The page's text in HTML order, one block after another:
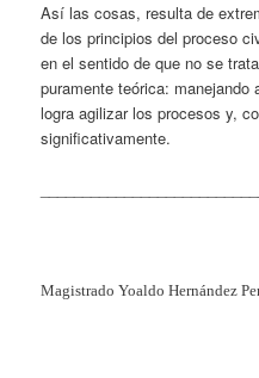
Así las cosas, resulta de
de los principios del proceso
en el sentido de que no se
puramente teórica:
logra agilizar los procesos y,
significativamente.
Magistrado Yoaldo Hernández